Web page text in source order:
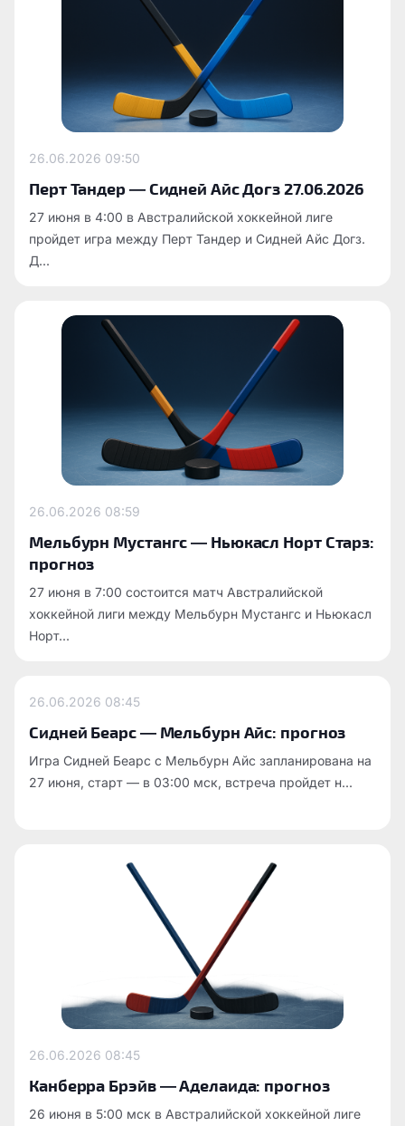
26.06.2026 09:50
Перт Тандер — Сидней Айс Догз 27.06.2026
27 июня в 4:00 в Австралийской хоккейной лиге
пройдет игра между Перт Тандер и Сидней Айс Догз.
Д...
26.06.2026 08:59
Мельбурн Мустангс — Ньюкасл Норт Старз:
прогноз
27 июня в 7:00 состоится матч Австралийской
хоккейной лиги между Мельбурн Мустангс и Ньюкасл
Норт...
26.06.2026 08:45
Сидней Беарс — Мельбурн Айс: прогноз
Игра Сидней Беарс с Мельбурн Айс запланирована на
27 июня, старт — в 03:00 мск, встреча пройдет н...
26.06.2026 08:45
Канберра Брэйв — Аделаида: прогноз
26 июня в 5:00 мск в Австралийской хоккейной лиге